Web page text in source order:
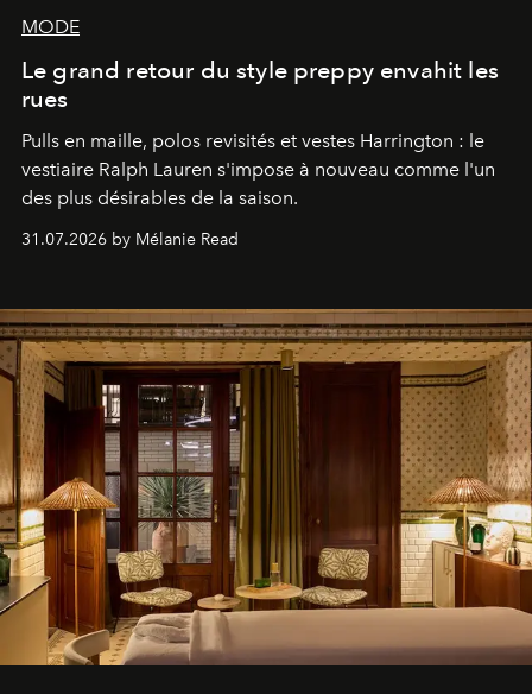
MODE
Le grand retour du style preppy envahit les
rues
Pulls en maille, polos revisités et vestes Harrington : le
vestiaire Ralph Lauren s'impose à nouveau comme l'un
des plus désirables de la saison.
31.07.2026 by Mélanie Read